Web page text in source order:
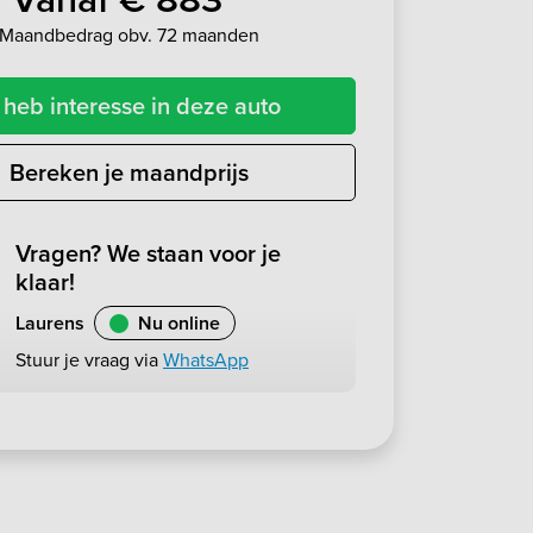
Maandbedrag obv. 72 maanden
interesse in deze auto
Bereken je maandprijs
Vragen? We staan voor je
klaar!
Laurens Nu online
Stuur je vraag viaWhatsApp